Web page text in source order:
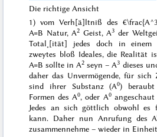
Die richtige Ansicht
1) vom Verh[ä]ltniß des
A=B Natur, A2 Geist, A3 der
Total˖[ität] jedes doch in einem
zweytes bloß Ideales, die Realität
A=B sollte in A2 seyn – A3 dieses
daher das Unvermögende, für sich
sind ihrer Substanz (A0)
Formen des A0, oder A0angeschaut
Jedes an sich göttlich obwohl es
kann. Daher nun Anrufung des A
zusammennehme – wieder in